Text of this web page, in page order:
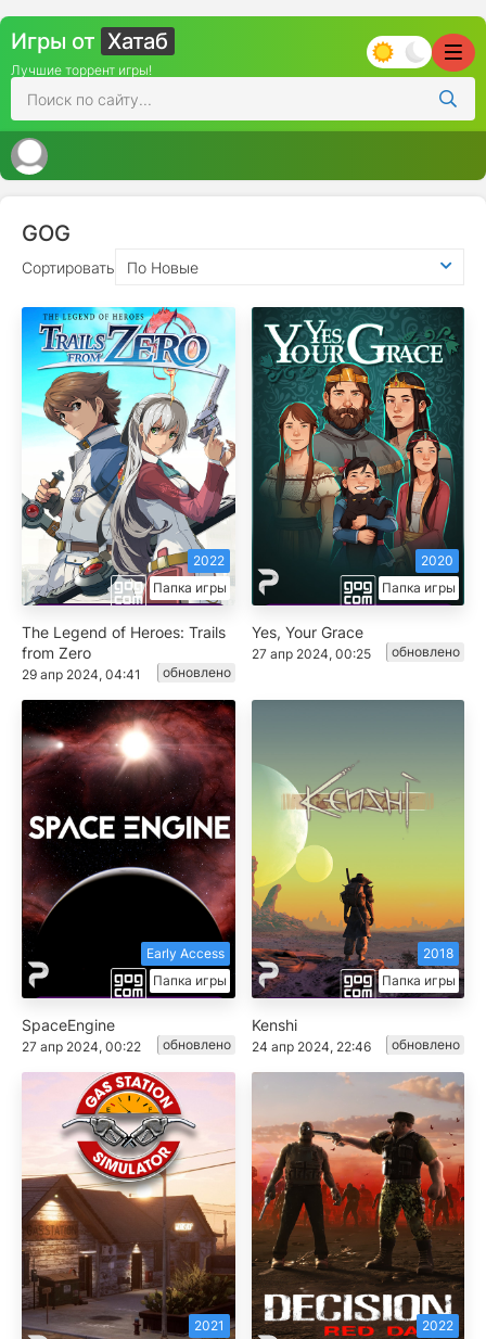
Игры от Хатаб
Лучшие торрент игры!
GOG
Сортировать По Новые
Папка игры
2022
The Legend of Heroes: Trails
from Zero
29 апр 2024, 04:41 обновлено
Папка игры
2020
Yes, Your Grace
27 апр 2024, 00:25 обновлено
Папка игры
Early Access
SpaceEngine
27 апр 2024, 00:22 обновлено
Папка игры
2018
Kenshi
24 апр 2024, 22:46 обновлено
2021 2022